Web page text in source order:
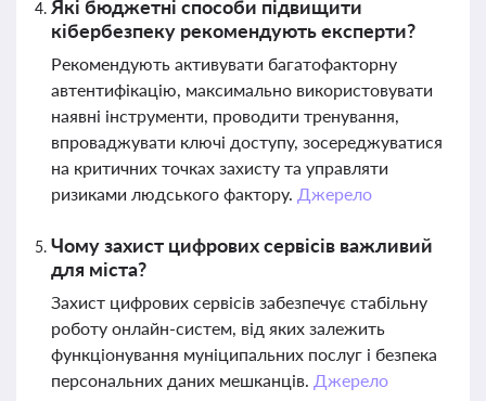
Які бюджетні способи підвищити
кібербезпеку рекомендують експерти?
Рекомендують активувати багатофакторну
автентифікацію, максимально використовувати
наявні інструменти, проводити тренування,
впроваджувати ключі доступу, зосереджуватися
на критичних точках захисту та управляти
ризиками людського фактору. Джерело
Чому захист цифрових сервісів важливий
для міста?
Захист цифрових сервісів забезпечує стабільну
роботу онлайн-систем, від яких залежить
функціонування муніципальних послуг і безпека
персональних даних мешканців. Джерело